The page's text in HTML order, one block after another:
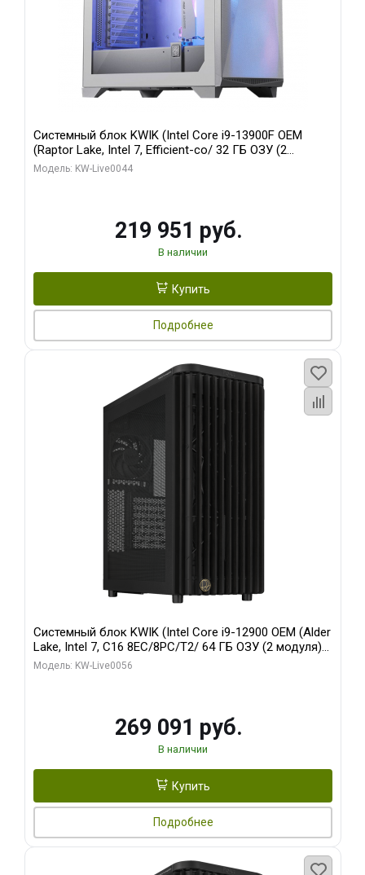
Системный блок KWIK (Intel Core i9-13900F OEM
(Raptor Lake, Intel 7, Efficient-co/ 32 ГБ ОЗУ (2
модуля)/ Gigabyte RTX5070Ti AERO OC 16GB GDDR7
Модель: KW-Live0044
219 951 руб.
В наличии
Купить
Подробнее
Системный блок KWIK (Intel Core i9-12900 OEM (Alder
Lake, Intel 7, C16 8EC/8PC/T2/ 64 ГБ ОЗУ (2 модуля)/
Palit RTX5080 INFINITY 3 OC 16GB GDDR7 256bit 3xDP
Модель: KW-Live0056
269 091 руб.
В наличии
Купить
Подробнее